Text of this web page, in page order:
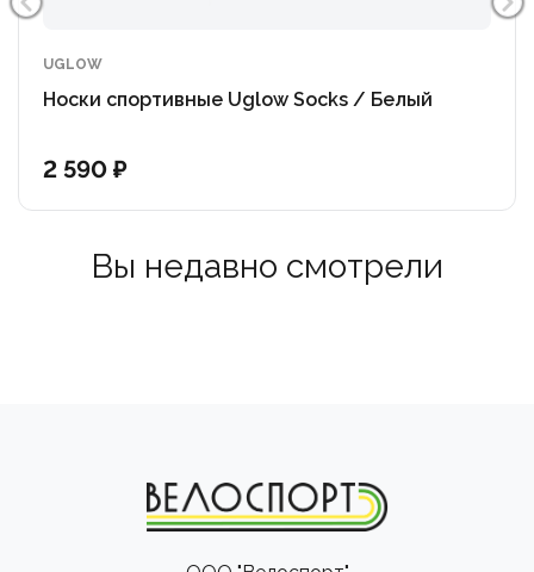
UGLOW
Носки спортивные Uglow Socks / Белый
2 590 ₽
Вы недавно смотрели